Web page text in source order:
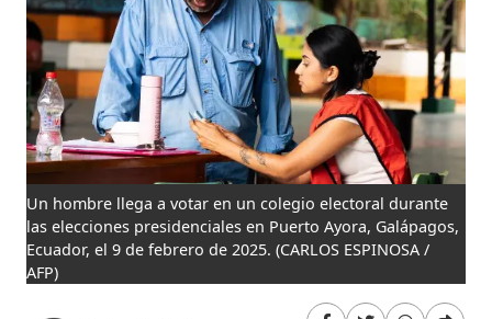
Un hombre llega a votar en un colegio electoral durante
las elecciones presidenciales en Puerto Ayora, Galápagos,
Ecuador, el 9 de febrero de 2025. (CARLOS ESPINOSA /
AFP)